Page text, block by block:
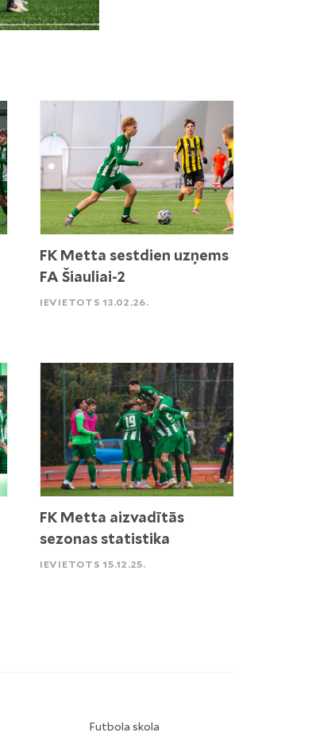
FK Metta sestdien uzņems
FA Šiauliai-2
IEVIETOTS 13.02.26.
FK Metta aizvadītās
sezonas statistika
IEVIETOTS 15.12.25.
Futbola skola